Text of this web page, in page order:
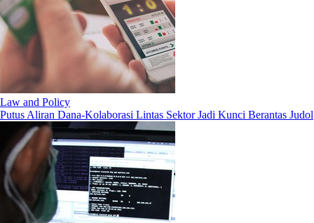
Law and Policy
Putus Aliran Dana-Kolaborasi Lintas Sektor Jadi Kunci Berantas Judol